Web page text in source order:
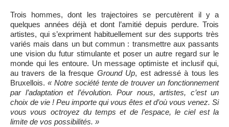
Trois hommes, dont les trajectoires se percutèrent il y a
quelques années déjà et dont l’amitié depuis perdure. Trois
artistes, qui s’expriment habituellement sur des supports très
variés mais dans un but commun : transmettre aux passants
une vision du futur stimulante et poser un autre regard sur le
monde qui les entoure. Un message optimiste et inclusif qui,
au travers de la fresque Ground Up, est adressé à tous les
Bruxellois. « Notre société tente de trouver un fonctionnement
par l’adaptation et l’évolution. Pour nous, artistes, c’est un
choix de vie ! Peu importe qui vous êtes et d’où vous venez. Si
vous vous octroyez du temps et de l’espace, le ciel est la
limite de vos possibilités. »